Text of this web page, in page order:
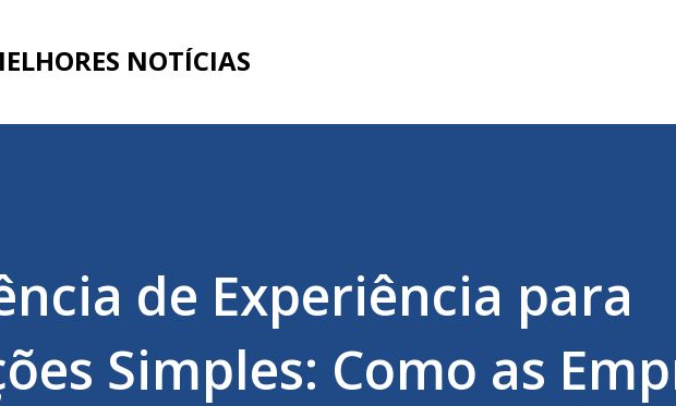
NOTÍCIAS
de Experiência para
Simples: Como as